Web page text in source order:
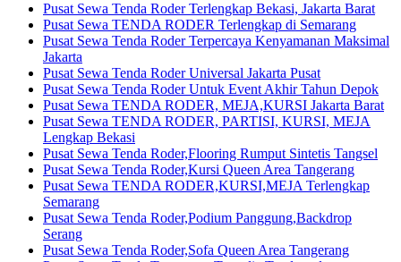
Pusat Sewa Tenda Roder Terlengkap Bekasi, Jakarta Barat
Pusat Sewa TENDA RODER Terlengkap di Semarang
Pusat Sewa Tenda Roder Terpercaya Kenyamanan Maksimal
Jakarta
Pusat Sewa Tenda Roder Universal Jakarta Pusat
Pusat Sewa Tenda Roder Untuk Event Akhir Tahun Depok
Pusat Sewa TENDA RODER, MEJA,KURSI Jakarta Barat
Pusat Sewa TENDA RODER, PARTISI, KURSI, MEJA
Lengkap Bekasi
Pusat Sewa Tenda Roder,Flooring Rumput Sintetis Tangsel
Pusat Sewa Tenda Roder,Kursi Queen Area Tangerang
Pusat Sewa TENDA RODER,KURSI,MEJA Terlengkap
Semarang
Pusat Sewa Tenda Roder,Podium Panggung,Backdrop
Serang
Pusat Sewa Tenda Roder,Sofa Queen Area Tangerang